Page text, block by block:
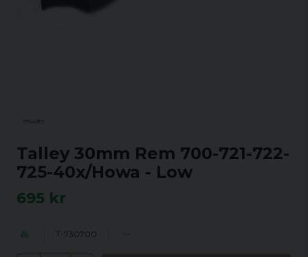
Talley 30mm Rem 700-721-722-
725-40x/Howa - Low
695 kr
T-730700